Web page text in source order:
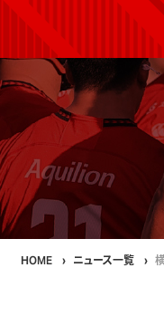
HOME ニュース一覧